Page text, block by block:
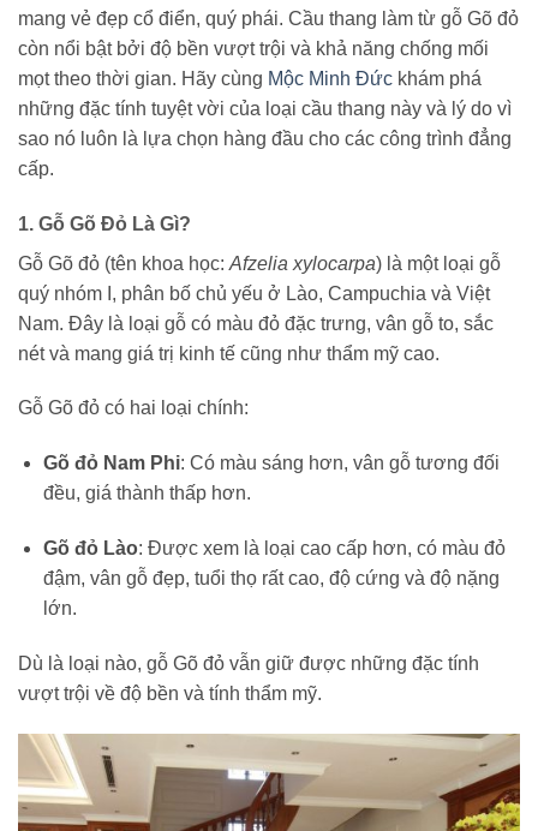
mang vẻ đẹp cổ điển, quý phái. Cầu thang làm từ gỗ Gõ đỏ
còn nổi bật bởi độ bền vượt trội và khả năng chống mối
mọt theo thời gian. Hãy cùng Mộc Minh Đức khám phá
những đặc tính tuyệt vời của loại cầu thang này và lý do vì
sao nó luôn là lựa chọn hàng đầu cho các công trình đẳng
cấp.
1. Gỗ Gõ Đỏ Là Gì?
Gỗ Gõ đỏ (tên khoa học: Afzelia xylocarpa) là một loại gỗ
quý nhóm I, phân bố chủ yếu ở Lào, Campuchia và Việt
Nam. Đây là loại gỗ có màu đỏ đặc trưng, vân gỗ to, sắc
nét và mang giá trị kinh tế cũng như thẩm mỹ cao.
Gỗ Gõ đỏ có hai loại chính:
Gõ đỏ Nam Phi: Có màu sáng hơn, vân gỗ tương đối
đều, giá thành thấp hơn.
Gõ đỏ Lào: Được xem là loại cao cấp hơn, có màu đỏ
đậm, vân gỗ đẹp, tuổi thọ rất cao, độ cứng và độ nặng
lớn.
Dù là loại nào, gỗ Gõ đỏ vẫn giữ được những đặc tính
vượt trội về độ bền và tính thẩm mỹ.